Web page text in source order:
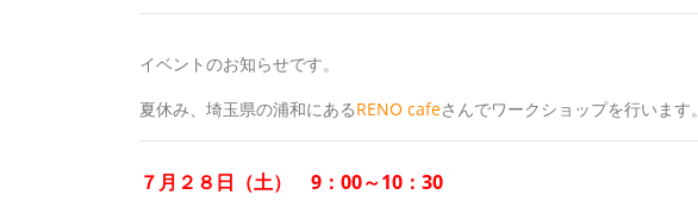
イベントのお知らせです。
夏休み、埼玉県の浦和にあるRENO cafeさんでワークショップを行います。
７月２８日（土） 9：00～10：30